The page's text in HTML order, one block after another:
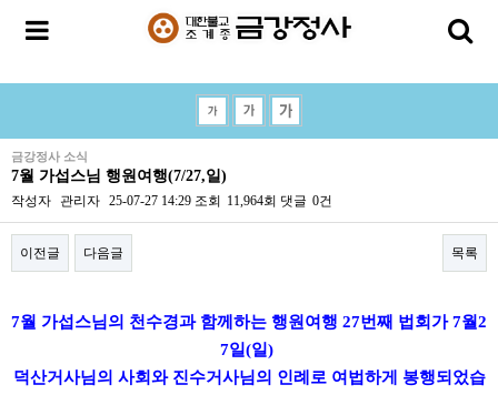
금강정사 소식
7월 가섭스님 행원여행(7/27,일)
작성자 관리자 25-07-27 14:29 조회 11,964회 댓글 0건
이전글 다음글 목록
7월 가섭스님의 천수경과 함께하는 행원여행 27번째 법회가 7월2
7일(일)
덕산거사님의 사회와 진수거사님의 인례로 여법하게 봉행되었습